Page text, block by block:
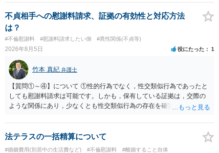
婚する、慰謝料をとるなど）ことができると思われます。 ただし、不
貞発覚後、長期間同居を続けると、不貞を許したとの評価につながる
場合がありますので、ご注意ください。 以上、ご参考まで。
不貞相手への慰謝料請求、証拠の有効性と対応方法
は？
#不倫慰謝料 #慰謝料請求したい側 #異性関係(不貞等)
2026年8月5日 役にたった 1
竹本 真紀 弁護士
【質問①～④】について ①性的行為でなく，性交類似行為であったと
しても慰謝料請求は可能です。しかも，保有している証拠は，交際の
ような関係にあり，少なくとも性交類似行為の存在を確実に証明でき
ことを窺わせるものです。）。ですから，慰謝料請求を進めることで
よいと思います。 ただ．慰謝料額については，婚姻破綻に至っていな
いとして，この点を考慮されることになるかもしれません。 ②夫との
法テラスの一括精算について
#婚姻費用(別居中の生活費など) #不倫慰謝料 #離婚すること自体